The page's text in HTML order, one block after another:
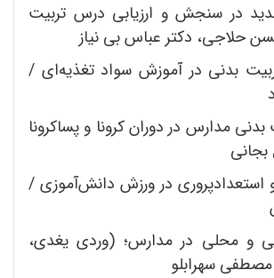
در سنجش و ارزیابی درس تربیت
حلاجی، دکتر عباس بی ‌نیاز
بدنی در آموزش سواد تغذیه‌ای /
مدارس در دوران کرونا و پساکرونا
بجانی
استعدادپروری در ورزش دانش‌آموزی /
و محلی در مدارس؛ (وردی یغدی،
سهرابلو